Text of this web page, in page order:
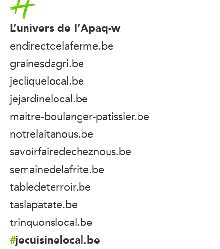
L’univers de l’Apaq-w
endirectdelaferme.be
grainesdagri.be
jecliquelocal.be
jejardinelocal.be
maitre-boulanger-patissier.be
notrelaitanous.be
savoirfairedecheznous.be
semainedelafrite.be
tabledeterroir.be
taslapatate.be
trinquonslocal.be
jecuisinelocal.be